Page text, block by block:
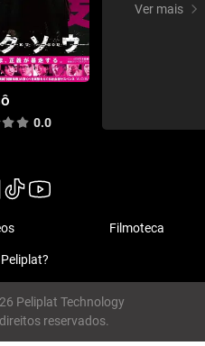
0.0
Ver mais
Filmoteca
Peliplat Technology
reservados.